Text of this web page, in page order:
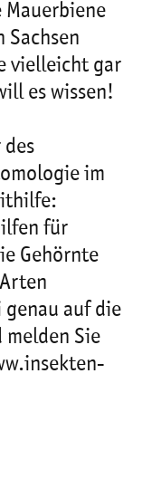
Sachsen
vielleicht gar
es wissen!
im
für
Gehörnte
auf die
melden Sie